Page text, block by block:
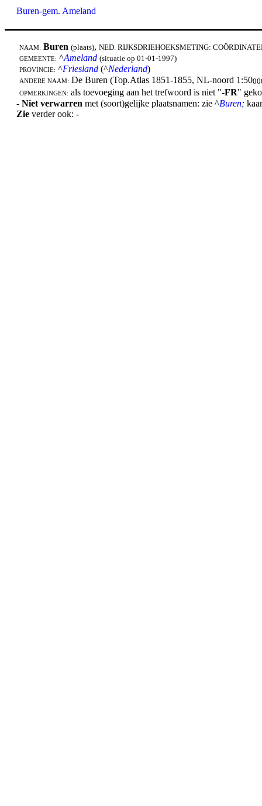
Buren-gem. Ameland
NAAM: Buren (plaats), NED. RIJKSDRIEHOEKSMETING:
GEMEENTE: ^Ameland (situatie op 01-01-1997)
PROVINCIE: ^Friesland (^Nederland)
ANDERE NAAM: De Buren (Top.Atlas 1851-1855, NL-noord 1:50
OPMERKINGEN: als toevoeging aan het trefwoord is niet "-FR"
- Niet verwarren met (soort)gelijke plaatsnamen: zie ^Buren;
Zie verder ook: -